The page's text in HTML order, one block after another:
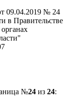
09.04.2019 № 24
в Правительстве
№24из 24: